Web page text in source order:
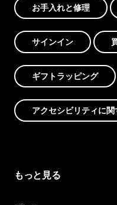
お手入れと修理
サインイン
ギフトラッピング
アクセシビリティに
もっと見る